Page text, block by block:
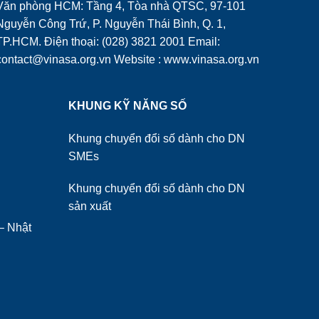
phòng HCM: Tầng 4, Tòa nhà QTSC, 97-101
Công Trứ, P. Nguyễn Thái Bình, Q. 1,
Điện thoại: (028) 3821 2001 Email:
Website : www.vinasa.org.vn
Nhật
KHUNG KỸ NĂNG SỐ
Khung chuyển đổi số dành cho DN
SMEs
Khung chuyển đổi số dành cho DN
sản xuất